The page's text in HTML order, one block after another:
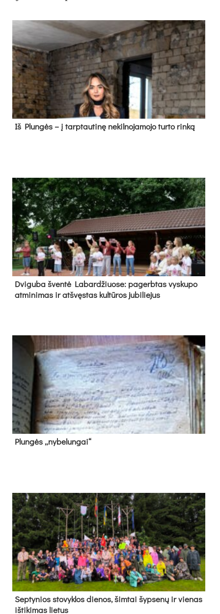
Iš Plungės – į tarptautinę nekilnojamojo turto rinką
Dvi­gu­ba šven­tė La­bar­džiuo­se: pa­gerb­tas vys­ku­po
at­mi­ni­mas ir at­švęs­tas kul­tū­ros ju­bi­lie­jus
Plun­gės „ny­be­lun­gai“
Sep­ty­nios sto­vyk­los die­nos, šim­tai šyp­se­nų ir vie­nas
iš­ti­ki­mas lie­tus